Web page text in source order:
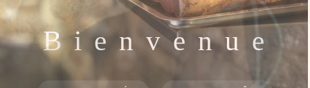
B i e n v e n u e
LES + DEMANDÉS LES "TOUT PRÊT"